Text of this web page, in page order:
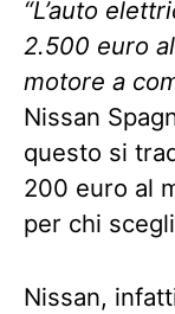
“L’auto
2.500 euro
motore a
Nissan
questo si
200 euro al
per chi
Nissan,